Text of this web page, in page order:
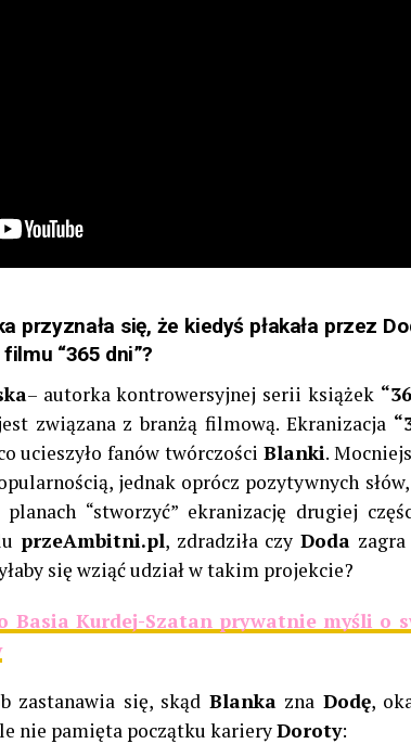
przyznała się, że kiedyś płakała przez
“365 dni”?
– autorka kontrowersyjnej serii książek
związana z branżą filmową. Ekranizacja
ucieszyło fanów twórczości Blanki.
jednak oprócz pozytywnych
“stworzyć” ekranizację drugiej
przeAmbitni.pl, zdradziła czyDoda
się wziąć udział w takim projekcie?
Basia Kurdej-Szatan prywatnie myśli o
zastanawia się, skąd Blanka zna Dodę,
nie pamięta początku karieryDoroty: